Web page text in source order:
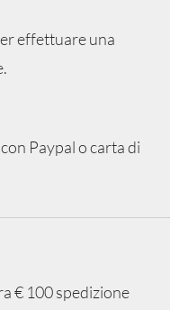
effettuare una
Paypal o carta di
€ 100 spedizione